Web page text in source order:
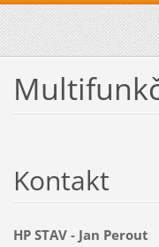
Kontakt
HP STAV - Jan Perout